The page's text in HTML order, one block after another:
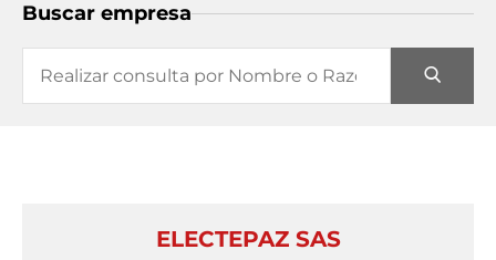
Buscar empresa
ELECTEPAZ SAS